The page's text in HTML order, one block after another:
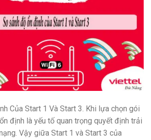
Của Start 1 Và Start 3. Khi lựa chọn gói
định là yếu tố quan trọng quyết định trải
Vậy giữa Start 1 và Start 3 của